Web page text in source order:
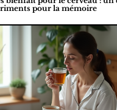
pour la mémoire